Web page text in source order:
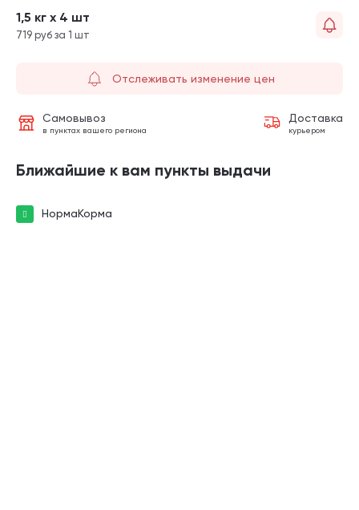
1,5 кг х 4 шт
719 руб за 1 шт
Отслеживать изменение цен
Самовывоз
в пунктах вашего региона
Доставка
курьером
Ближайшие к вам пункты выдачи
НормаКорма